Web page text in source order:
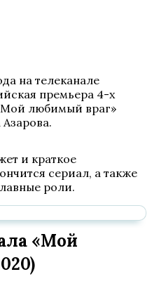
на телеканале
премьера 4-х
любимый враг»
и краткое
сериал, а также
роли.
«Мой